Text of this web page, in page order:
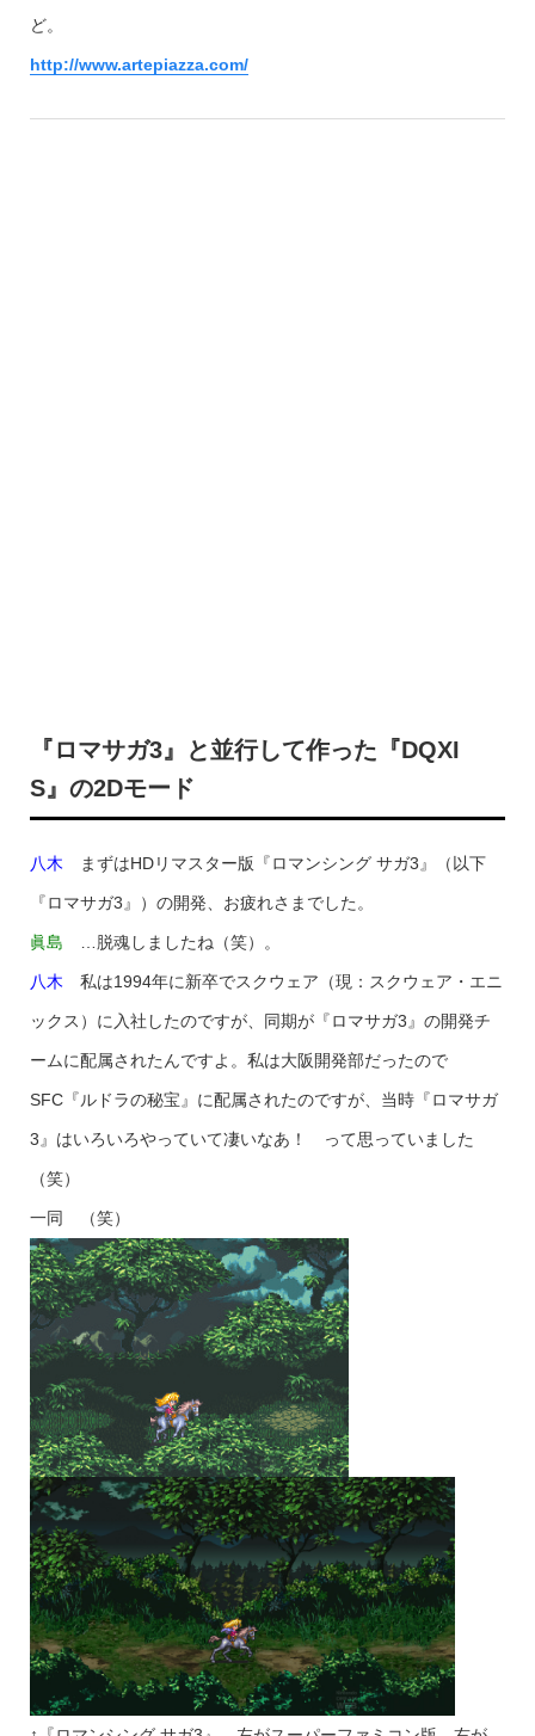
ど。
http://www.artepiazza.com/
『ロマサガ3』と並行して作った『DQXI
S』の2Dモード
八木 まずはHDリマスター版『ロマンシング サガ3』（以下
『ロマサガ3』）の開発、お疲れさまでした。
眞島 …脱魂しましたね（笑）。
八木 私は1994年に新卒でスクウェア（現：スクウェア・エニ
ックス）に入社したのですが、同期が『ロマサガ3』の開発チ
ームに配属されたんですよ。私は大阪開発部だったので
SFC『ルドラの秘宝』に配属されたのですが、当時『ロマサガ
3』はいろいろやっていて凄いなあ！ って思っていました
（笑）
一同 （笑）